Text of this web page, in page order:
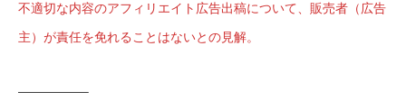
不適切な内容のアフィリエイト広告出稿について、販売者（広告
主）が責任を免れることはないとの見解。
—————–